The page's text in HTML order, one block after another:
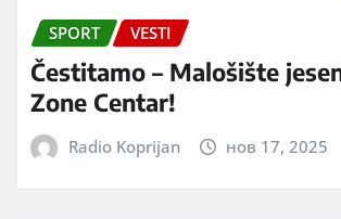
SPORT VESTI
Čestitamo – Malošište
Zone Centar!
Radio Koprijan нов 17, 2025